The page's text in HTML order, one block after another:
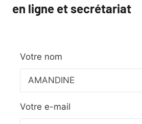
en ligne et secrétariat
Votre nom
Votre e-mail